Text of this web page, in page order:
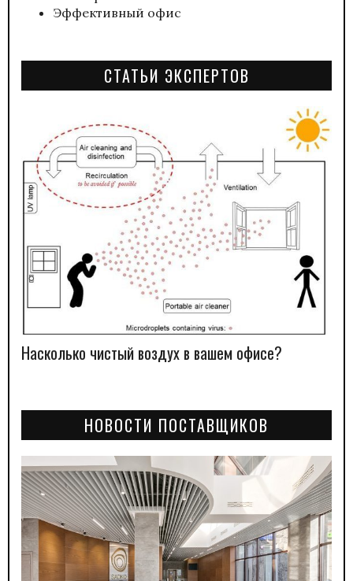
Эффективный офис
СТАТЬИ ЭКСПЕРТОВ
Насколько чистый воздух в вашем офисе?
НОВОСТИ ПОСТАВЩИКОВ